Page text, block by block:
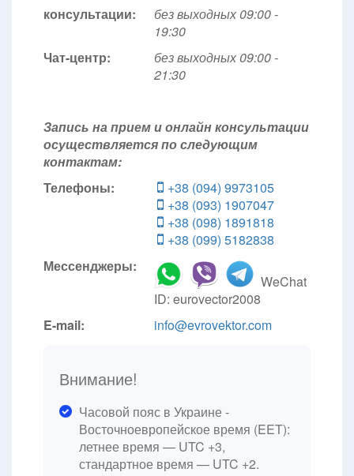
консультации:
без выходных 09:00 -
19:30
Чат-центр:
без выходных 09:00 -
21:30
Запись на прием и онлайн консультации
осуществляется по следующим
контактам:
Телефоны:
+38 (094) 9973105
+38 (093) 1907047
+38 (098) 1891818
+38 (099) 5182838
Мессенджеры:
WeChat
ID: eurovector2008
E-mail:
info@evrovektor.com
Внимание!
Часовой пояс в Украине -
Восточноевропейское время (EET):
летнее время — UTC +3,
стандартное время — UTC +2.